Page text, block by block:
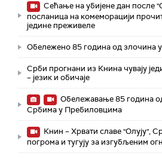
Сећање на убијене дан после
посланица на комеморацији
једине преживеле
Обележено 85 година од злочина
Срби прогнани из Книна чувају
– језик и обичаје
Обележавање 85 година
Србима у Пребиловцима
Книн – Хрвати славе "Олују",
погрома и тугују за изгубљеним